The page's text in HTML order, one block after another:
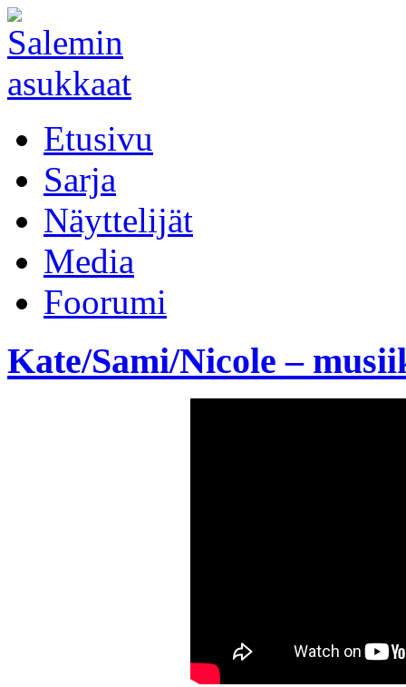
Etusivu
Sarja
Näyttelijät
Media
Foorumi
Kate/Sami/Nicole –